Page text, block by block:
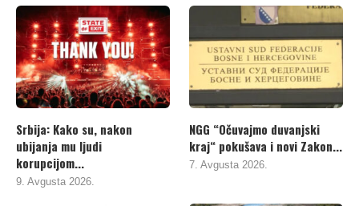
Srbija: Kako su, nakon
ubijanja mu ljudi
korupcijom...
9. Avgusta 2026.
NGG “Očuvajmo duvanjski
kraj“ pokušava i novi Zakon...
7. Avgusta 2026.